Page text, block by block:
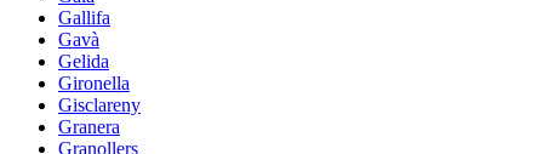
Gallifa
Gavà
Gelida
Gironella
Gisclareny
Granera
Granollers